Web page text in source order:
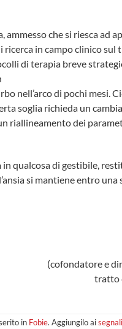
che si riesca ad
ricerca in campo clinico
di terapia breve
nell’arco di pochi mesi.
soglia richieda un
riallineamento dei
qualcosa di gestibile,
si mantiene entro una
(cofondatore e
tratto
in Fobie. Aggiungilo ai